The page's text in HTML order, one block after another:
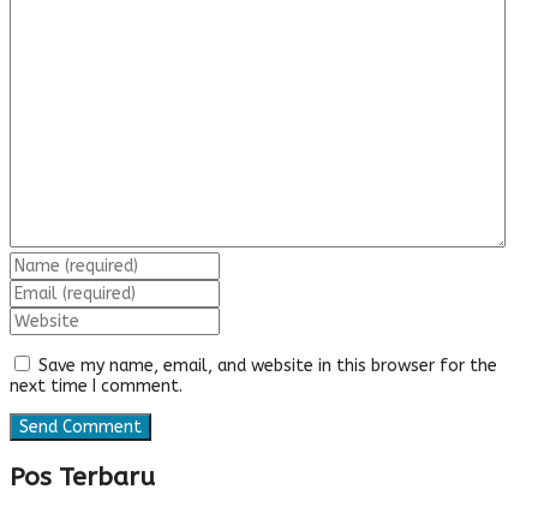
Save my name, email, and website in this browser for the
next time I comment.
Pos Terbaru